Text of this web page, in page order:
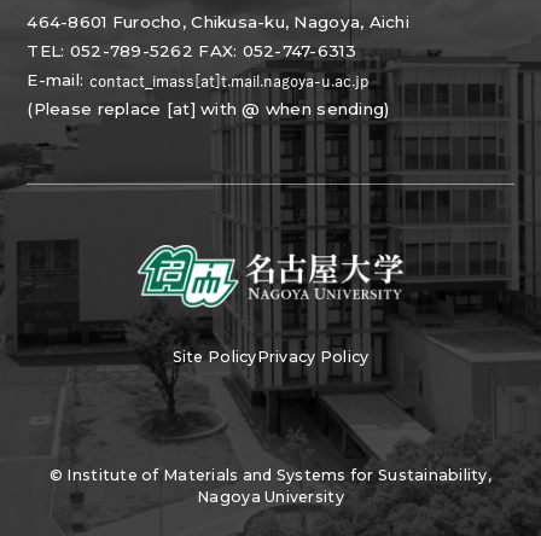
464-8601 Furocho, Chikusa-ku, Nagoya, Aichi
TEL: 052-789-5262 FAX: 052-747-6313
E-mail:
(Please replace [at] with @ when sending)
Site PolicyPrivacy Policy
© Institute of Materials and Systems for Sustainability,
Nagoya University